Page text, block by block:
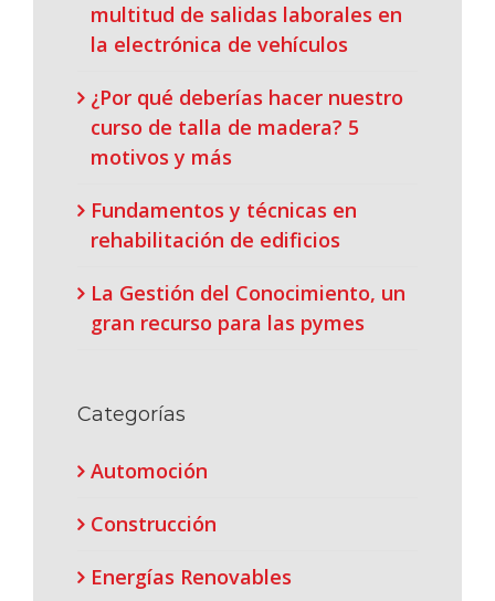
multitud de salidas laborales en
la electrónica de vehículos
¿Por qué deberías hacer nuestro
curso de talla de madera? 5
motivos y más
Fundamentos y técnicas en
rehabilitación de edificios
La Gestión del Conocimiento, un
gran recurso para las pymes
Categorías
Automoción
Construcción
Energías Renovables